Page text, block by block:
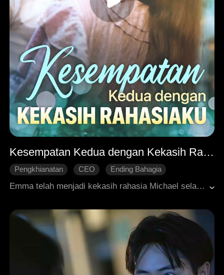
Kesempatan Kedua dengan Kekasih Rahasiaku
Pengkhianatan CEO
Ending Bahagia
Emma telah menjadi kekasih rahasia Michael selama lima tahun. Terlepas dari kepatuhannya selama waktu itu, dia tidak bisa membuat pria itu menganggapnya serius. Ketika bertunangan, Michael meninggalkannya. Yang menambah kekacauan, dokternya memberitahunya bahwa dia menderita gagal jantung stadium akhir dengan hanya tiga bulan tersisa untuk hidup. Meskipun dia ingin diam-diam menjalani sisa hidupnya, itu menjadi sulit karena keterikatan empat orang, termasuk tunangan Michael, Ashton yang menginginkannya, Tuan X yang melindunginya, dan mantan pacarnya.